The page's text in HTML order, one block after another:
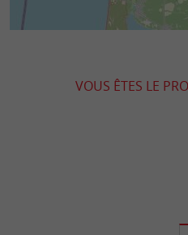
VOUS ÊTES LE